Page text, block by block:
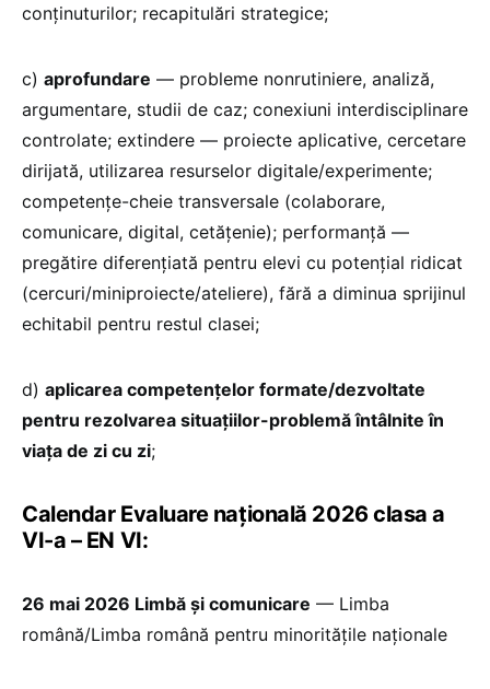
conținuturilor; recapitulări strategice;
c) aprofundare — probleme nonrutiniere, analiză,
argumentare, studii de caz; conexiuni interdisciplinare
controlate; extindere — proiecte aplicative, cercetare
dirijată, utilizarea resurselor digitale/experimente;
competențe-cheie transversale (colaborare,
comunicare, digital, cetățenie); performanță —
pregătire diferențiată pentru elevi cu potențial ridicat
(cercuri/miniproiecte/ateliere), fără a diminua sprijinul
echitabil pentru restul clasei;
d) aplicarea competențelor formate/dezvoltate
pentru rezolvarea situațiilor-problemă întâlnite în
viața de zi cu zi;
Calendar Evaluare națională 2026 clasa a
VI-a – EN VI:
26 mai 2026 Limbă și comunicare — Limba
română/Limba română pentru minoritățile naționale